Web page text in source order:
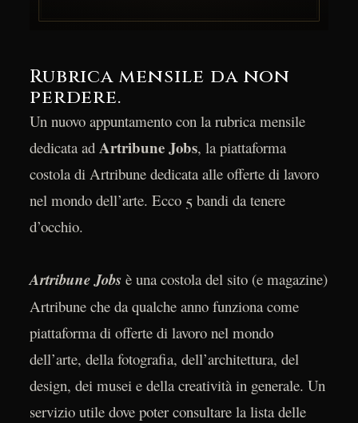
Rubrica mensile da non
perdere.
Un nuovo appuntamento con la rubrica mensile
dedicata ad Artribune Jobs, la piattaforma
costola di Artribune dedicata alle offerte di lavoro
nel mondo dell’arte. Ecco 5 bandi da tenere
d’occhio.
Artribune Jobs è una costola del sito (e magazine)
Artribune che da qualche anno funziona come
piattaforma di offerte di lavoro nel mondo
dell’arte, della fotografia, dell’architettura, del
design, dei musei e della creatività in generale. Un
servizio utile dove poter consultare la lista delle